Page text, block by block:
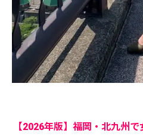
【2026年版】福岡・北九州